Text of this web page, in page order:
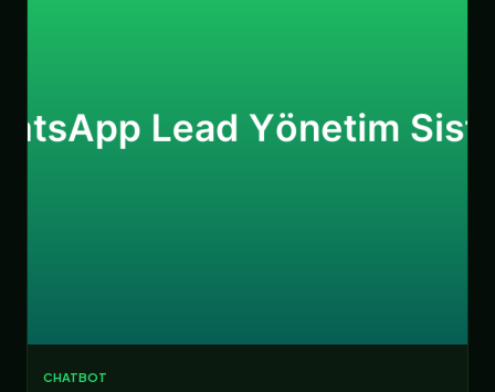
CHATBOT